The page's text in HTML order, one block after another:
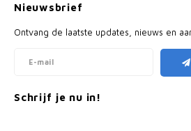
Nieuwsbrief
Ontvang de laatste updates, nieuws en
Schrijf je nu in!